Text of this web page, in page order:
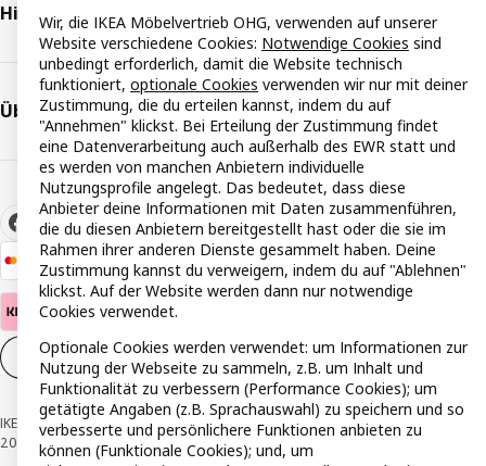
Hilfe & Support
Über IKEA
Cookie-Einstellungen DE
IKEA Österreich - Südring, 2334 Vösendorf © Inter IKEA Systems B.V. 1999-
2026
Wir, die IKEA Möbelvertrieb OHG, verwenden auf unserer
Website verschiedene Cookies: Notwendige Cookies sind
unbedingt erforderlich, damit die Website technisch
funktioniert, optionale Cookies verwenden wir nur mit deiner
Zustimmung, die du erteilen kannst, indem du auf
"Annehmen" klickst. Bei Erteilung der Zustimmung findet
eine Datenverarbeitung auch außerhalb des EWR statt und
es werden von manchen Anbietern individuelle
Nutzungsprofile angelegt. Das bedeutet, dass diese
Anbieter deine Informationen mit Daten zusammenführen,
die du diesen Anbietern bereitgestellt hast oder die sie im
Rahmen ihrer anderen Dienste gesammelt haben. Deine
Zustimmung kannst du verweigern, indem du auf "Ablehnen"
klickst. Auf der Website werden dann nur notwendige
Cookies verwendet.
Optionale Cookies werden verwendet: um Informationen zur
Nutzung der Webseite zu sammeln, z.B. um Inhalt und
Funktionalität zu verbessern (Performance Cookies); um
getätigte Angaben (z.B. Sprachauswahl) zu speichern und so
verbesserte und persönlichere Funktionen anbieten zu
können (Funktionale Cookies); und, um